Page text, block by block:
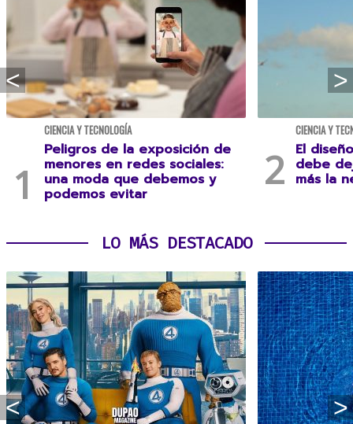
CIENCIA Y TECNOLOGÍA
Peligros de la exposición de
menores en redes sociales:
una moda que debemos y
podemos evitar
CIENCIA Y
El
debe
más la
LO MÁS DESTACADO